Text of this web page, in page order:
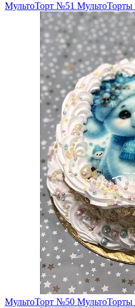
МультоТорт №51 МультоТорты
МультоТорт №50 МультоТорты